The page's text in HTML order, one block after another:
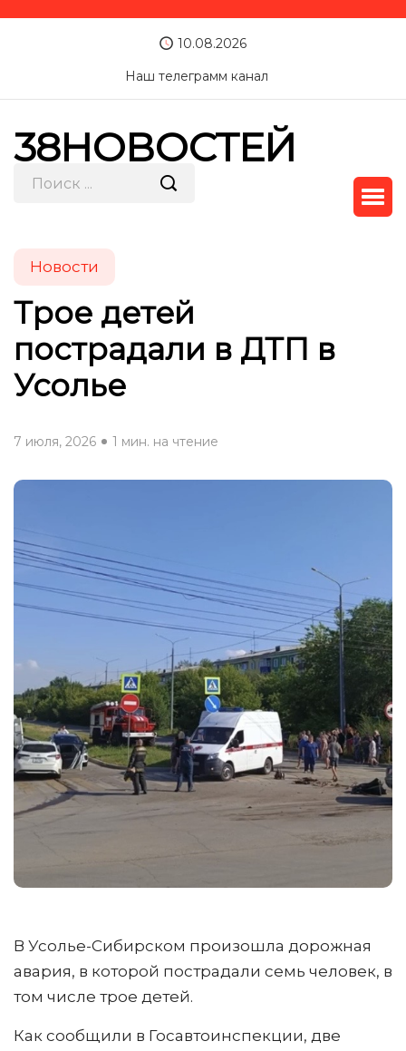
10.08.2026
Наш телеграмм канал
38НОВОСТЕЙ
Новости
Трое детей
пострадали в ДТП в
Усолье
7 июля, 2026 1 мин. на чтение
В Усолье-Сибирском произошла дорожная
авария, в которой пострадали семь человек, в
том числе трое детей.
Как сообщили в Госавтоинспекции, две